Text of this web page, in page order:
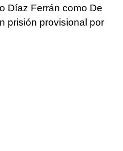
Díaz Ferrán como De
prisión provisional por